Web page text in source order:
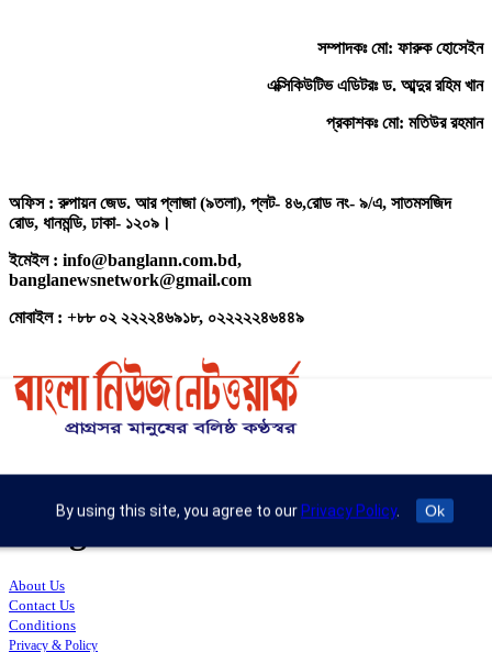
সম্পাদকঃ মো: ফারুক হোসেইন
এক্সিকিউটিভ এডিটরঃ ড. আব্দুর রহিম খান
প্রকাশকঃ মো: মতিউর রহমান
অফিস : রুপায়ন জেড. আর প্লাজা (৯তলা), প্লট- ৪৬,রোড নং- ৯/এ, সাতমসজিদ
রোড, ধানমন্ডি, ঢাকা- ১২০৯।
ইমেইল : info@banglann.com.bd,
banglanewsnetwork@gmail.com
মোবাইল : +৮৮ ০২ ২২২২৪৬৯১৮, ০২২২২২৪৬৪৪৯
© 2026 All rights reserved by
Bangla News Network
About Us
Contact Us
Conditions
Privacy & Policy
By using this site, you agree to our Privacy Policy. Ok